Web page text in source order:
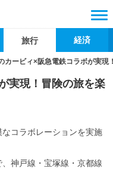
旅行 経済
カービィ×阪急電鉄コラボが実現
実現！冒険の旅を楽
コラボレーションを実施
神戸線・宝塚線・京都線